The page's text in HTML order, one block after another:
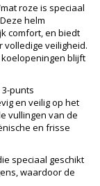
roze is speciaal
helm
comfort, en biedt
veiligheid.
blijft
punts
en veilig op het
vullingen van de
en frisse
speciaal geschikt
waardoor de